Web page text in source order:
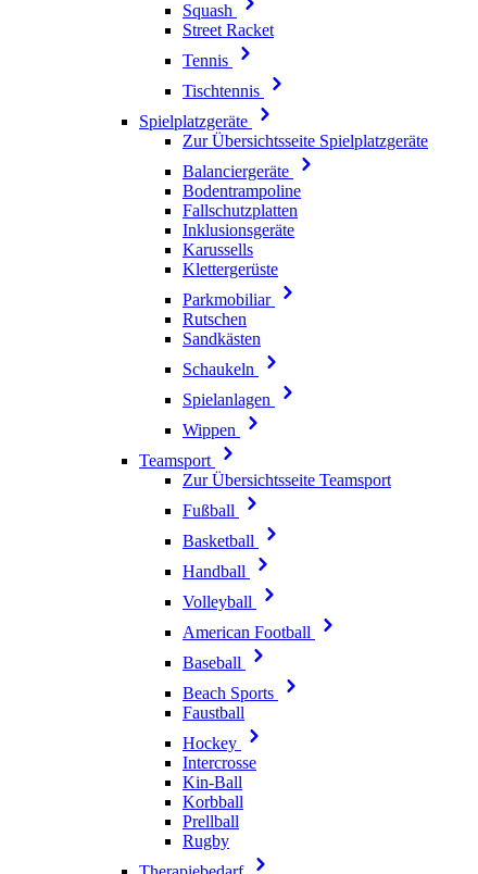
Squash
Street Racket
Tennis
Tischtennis
Spielplatzgeräte
Zur Übersichtsseite Spielplatzgeräte
Balanciergeräte
Bodentrampoline
Fallschutzplatten
Inklusionsgeräte
Karussells
Klettergerüste
Parkmobiliar
Rutschen
Sandkästen
Schaukeln
Spielanlagen
Wippen
Teamsport
Zur Übersichtsseite Teamsport
Fußball
Basketball
Handball
Volleyball
American Football
Baseball
Beach Sports
Faustball
Hockey
Intercrosse
Kin-Ball
Korbball
Prellball
Rugby